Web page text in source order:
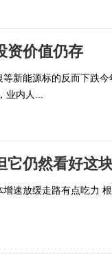
资价值仍存
新能源标的反而下跌
业内人...
它仍然看好这
速放缓走路有点吃力